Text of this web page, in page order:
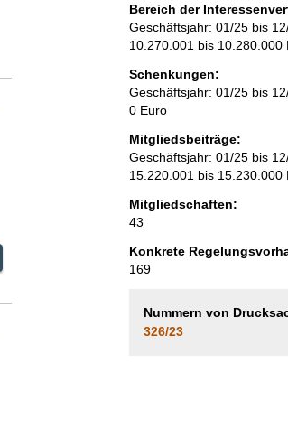
Selektion Anzahl der Mitgliedschaften
Bereich der
Geschäftsjahr: 01/25 bis
10.270.001 bis 10.280.000
Schenkungen:
Geschäftsjahr: 01/25 bis
0 Euro
Mitgliedsbeiträge:
Geschäftsjahr: 01/25 bis
15.220.001 bis 15.230.000
Mitgliedschaften:
43
Konkrete
169
Nummern von
326/23